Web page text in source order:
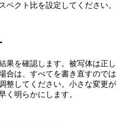
ペクト比を設定してください。
果を確認します。被写体は正し
合は、すべてを書き直すのでは
整してください。小さな変更が
く明らかにします。